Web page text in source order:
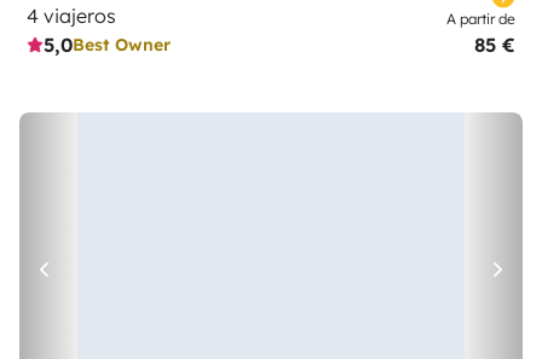
4 viajeros
5,0Best Owner
A partir de
85 €